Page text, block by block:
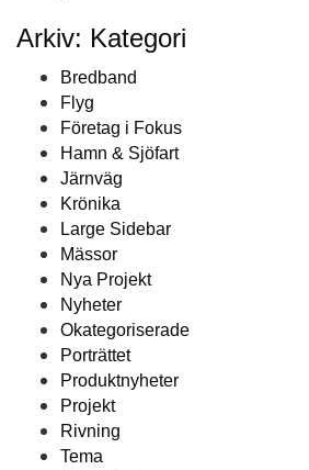
Arkiv: Kategori
Bredband
Flyg
Företag i Fokus
Hamn & Sjöfart
Järnväg
Krönika
Large Sidebar
Mässor
Nya Projekt
Nyheter
Okategoriserade
Porträttet
Produktnyheter
Projekt
Rivning
Tema